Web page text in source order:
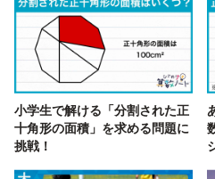
小学生で解ける「分割された正
十角形の面積」を求める問題に
挑戦！